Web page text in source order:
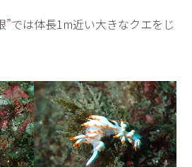
”では体長1m近い大きなクエをじ